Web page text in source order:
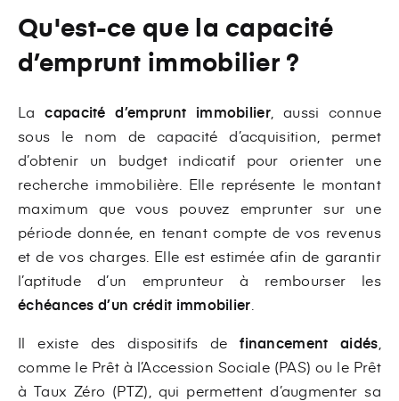
Qu'est-ce que la capacité
d’emprunt immobilier ?
La capacité d’emprunt immobilier, aussi connue
sous le nom de capacité d’acquisition, permet
d’obtenir un budget indicatif pour orienter une
recherche immobilière. Elle représente le montant
maximum que vous pouvez emprunter sur une
période donnée, en tenant compte de vos revenus
et de vos charges. Elle est estimée afin de garantir
l’aptitude d’un emprunteur à rembourser les
échéances d’un crédit immobilier
Il existe des dispositifs definancement aidés
comme le Prêt à l’Accession Sociale (PAS) ou le Prêt
à Taux Zéro (PTZ), qui permettent d’augmenter sa